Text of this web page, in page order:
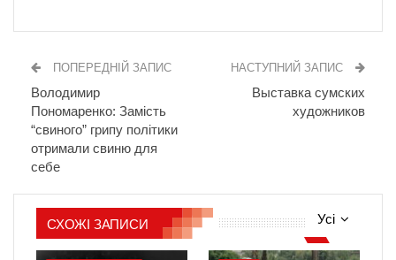
ПОПЕРЕДНІЙ ЗАПИС
Володимир
Пономаренко: Замість
“свиного” грипу політики
отримали свиню для
себе
НАСТУПНИЙ ЗАПИС
Выставка сумских
художников
Усі
СХОЖІ ЗАПИСИ